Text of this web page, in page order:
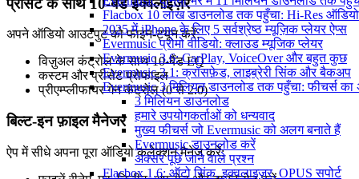
Flacbox 10 लाख डाउनलोड तक पहुँचा: Hi-Res ऑडियो
2025 में iPhone के लिए 5 सर्वश्रेष्ठ म्यूज़िक प्लेयर ऐप्स
Evermusic प्रोमो वीडियो: क्लाउड म्यूजिक प्लेयर
Evermusic 3.6: CarPlay, VoiceOver और बहुत कुछ
Evermusic 3.1: क्रॉसफ़ेड, लाइब्रेरी सिंक और बैकअप
Evermusic 3 मिलियन डाउनलोड तक पहुँचा: फीचर्स
3 मिलियन डाउनलोड
हमारे उपयोगकर्ताओं को धन्यवाद
मुख्य फीचर्स जो Evermusic को अलग बनाते हैं
Evermusic डाउनलोड करें
अक्सर पूछे जाने वाले प्रश्न
Flacbox 1.6: ऑटो सिंक, इक्वलाइज़र, OPUS सपोर्ट
अपने ऑडियो आउटपुट को फाइन-ट्यून करें:
विज़ुअल कंट्रोल के साथ 10-बैंड EQ
कस्टम और प्रीसेट प्रोफाइल
प्रीएम्प्लीफायर गेन कंट्रोल (0 से 2.0)
बिल्ट-इन फ़ाइल मैनेजर
ऐप में सीधे अपना पूरा ऑडियो कलेक्शन मैनेज करें: